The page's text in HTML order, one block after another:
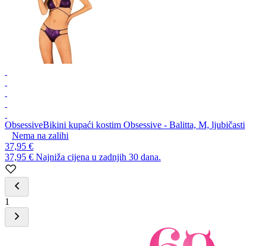
ObsessiveBikini kupaći kostim Obsessive - Balitta, M, ljubičasti
Nema na zalihi
37,95 €
37,95 € Najniža cijena u zadnjih 30 dana.
1